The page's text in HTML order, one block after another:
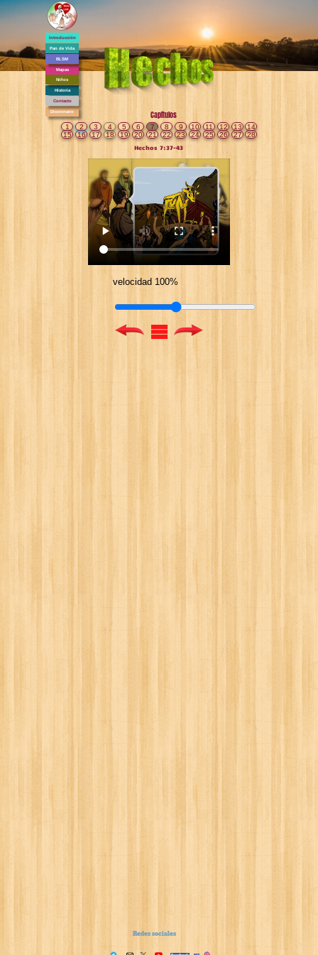
Introducción
Pan de Vida
BLSM
Mapas
Niños
Historia
Contacto
Diccionario Capítulos
1 2 3 4 5 6 7 8 9 10 11 12 13
14
15
16 17 18 19 20 21 22 23 24 25 26 27
28
Hechos 7:37-43
velocidad 100%
Redes sociales